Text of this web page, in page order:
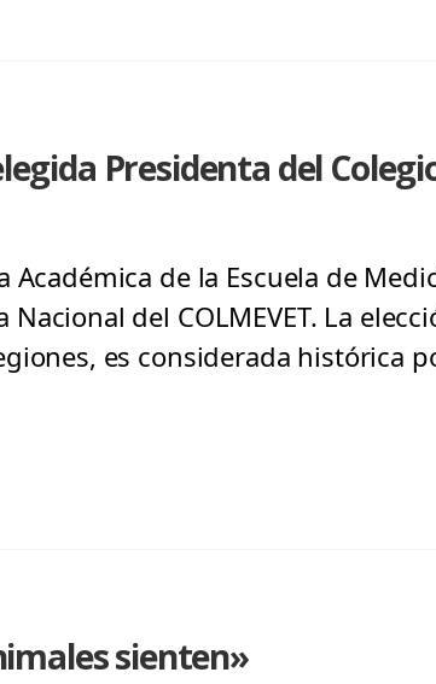
Presidenta del
Académica de la Escuela de
del COLMEVET. La
es considerada histórica
sienten»